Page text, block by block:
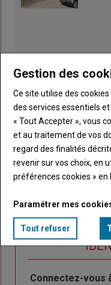
Sous-
titre
TITRE
Body
Connectez-vous
Gestion des
Ce site utilise des
des services essentiels
« Tout Accepter », vous
et au traitement de vos
regard des finalités
revenir sur vos choix, en
préférences cookies » en
Paramétrer mes
Tout refuser